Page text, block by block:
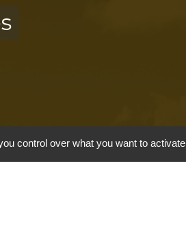
control over what you want to activate